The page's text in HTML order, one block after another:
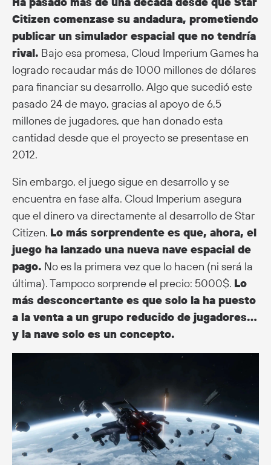
Citizen comenzase su andadura, prometiendo
publicar un simulador espacial que no tendría
rival. Bajo esa promesa, Cloud Imperium Games ha
logrado recaudar más de 1000 millones de dólares
para financiar su desarrollo. Algo que sucedió este
pasado 24 de mayo, gracias al apoyo de 6,5
millones de jugadores, que han donado esta
cantidad desde que el proyecto se presentase en
2012.
Sin embargo, el juego sigue en desarrollo y se
encuentra en fase alfa. Cloud Imperium asegura
que el dinero va directamente al desarrollo de Star
Citizen. Lo más sorprendente es que, ahora, el
juego ha lanzado una nueva nave espacial de
pago. No es la primera vez que lo hacen (ni será la
última). Tampoco sorprende el precio: 5000$. Lo
más desconcertante es que solo la ha puesto
a la venta a un grupo reducido de jugadores…
y la nave solo es un concepto.